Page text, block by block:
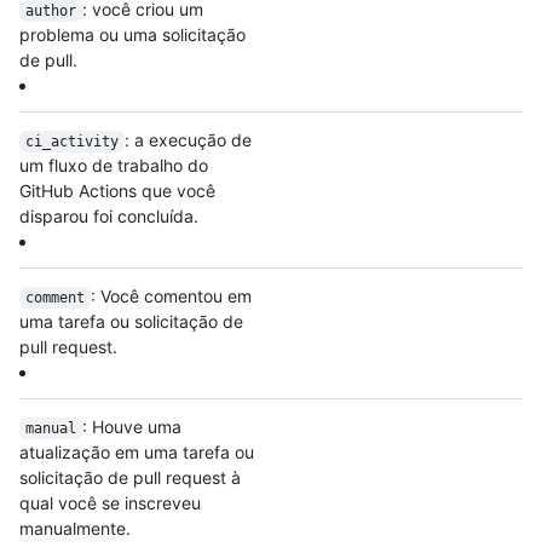
author : você criou um
problema ou uma solicitação
de pull.
ci_activity : a execução de
um fluxo de trabalho do
GitHub Actions que você
disparou foi concluída.
comment : Você comentou em
uma tarefa ou solicitação de
pull request.
manual : Houve uma
atualização em uma tarefa ou
solicitação de pull request à
qual você se inscreveu
manualmente.